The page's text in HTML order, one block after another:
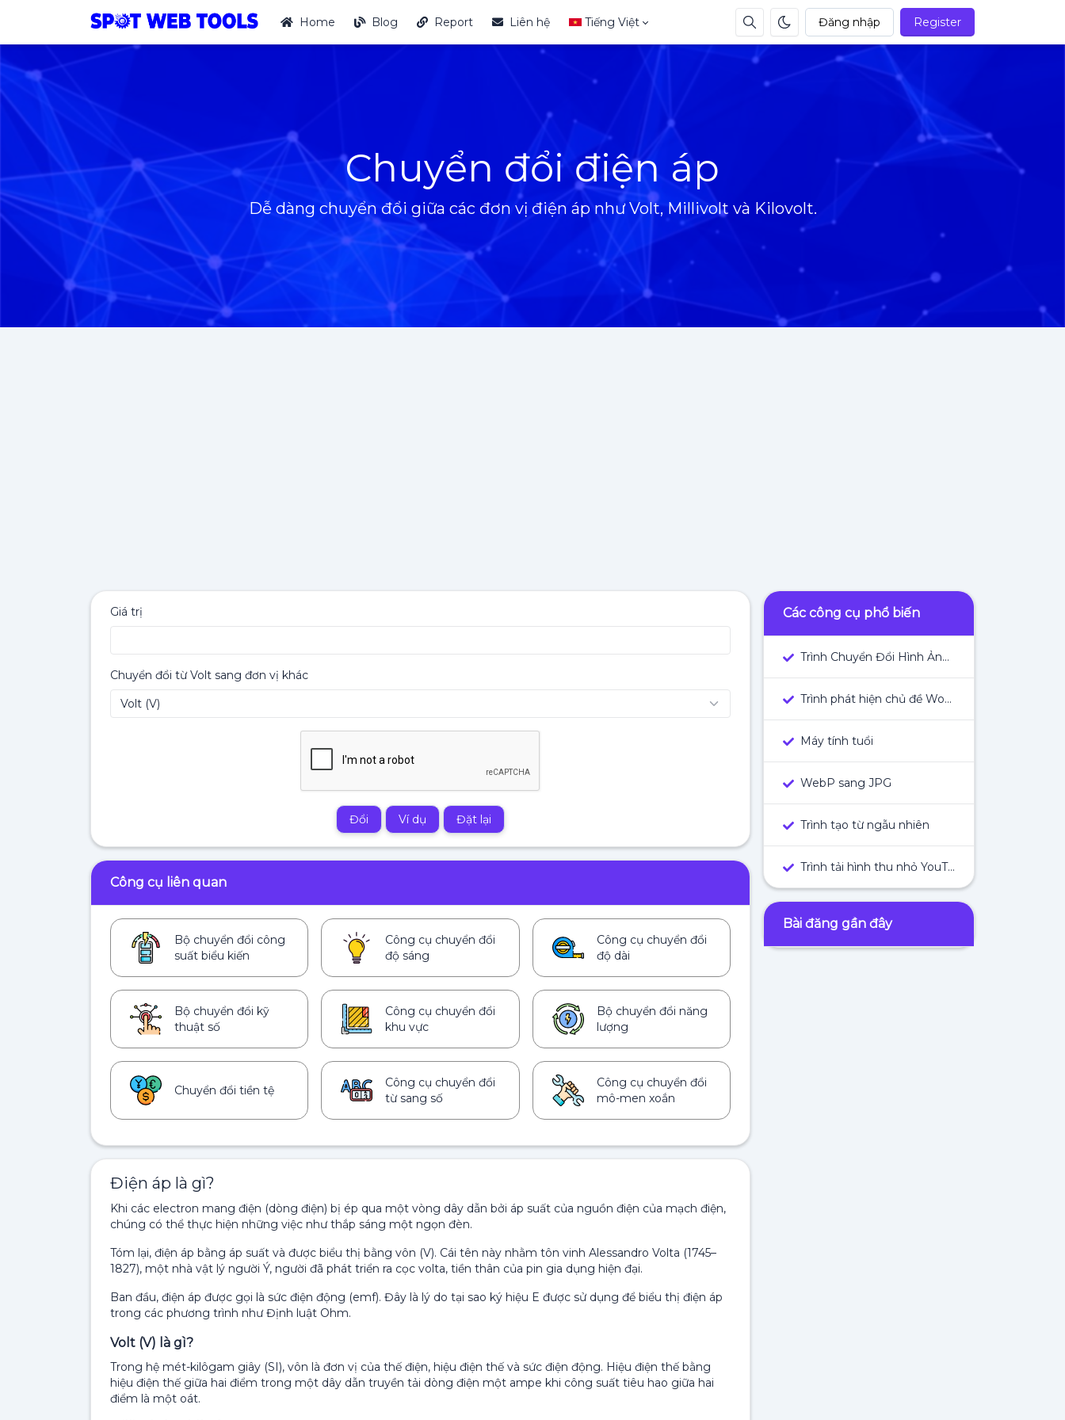
Đăng nhập Register
Home Blog Report Liên hệ Tiếng Việt
Chuyển đổi điện áp
Dễ dàng chuyển đổi giữa các đơn vị điện áp như Volt, Millivolt và Kilovolt.
Giá trị
Chuyển đổi từ Volt sang đơn vị khác
Đổi Ví dụ Đặt lại
Công cụ liên quan
Bộ chuyển đổi công
suất biểu kiến
Công cụ chuyển đổi
độ sáng
Công cụ chuyển đổi
độ dài
Bộ chuyển đổi kỹ
thuật số
Công cụ chuyển đổi
khu vực
Bộ chuyển đổi năng
lượng
Chuyển đổi tiền tệ
Công cụ chuyển đổi
từ sang số
Công cụ chuyển đổi
mô-men xoắn
Điện áp là gì?
Khi các electron mang điện (dòng điện) bị ép qua một vòng dây dẫn bởi áp suất của nguồn điện của mạch điện,
chúng có thể thực hiện những việc như thắp sáng một ngọn đèn.
Tóm lại, điện áp bằng áp suất và được biểu thị bằng vôn (V). Cái tên này nhằm tôn vinh Alessandro Volta (1745–
1827), một nhà vật lý người Ý, người đã phát triển ra cọc volta, tiền thân của pin gia dụng hiện đại.
Ban đầu, điện áp được gọi là sức điện động (emf). Đây là lý do tại sao ký hiệu E được sử dụng để biểu thị điện áp
trong các phương trình như Định luật Ohm.
Volt (V) là gì?
Trong hệ mét-kilôgam giây (SI), vôn là đơn vị của thế điện, hiệu điện thế và sức điện động. Hiệu điện thế bằng
hiệu điện thế giữa hai điểm trong một dây dẫn truyền tải dòng điện một ampe khi công suất tiêu hao giữa hai
điểm là một oát.
Các công cụ phổ biến
Trình Chuyển Đổi Hình Ảnh Thành Văn Bản
Trình phát hiện chủ đề WordPress
Máy tính tuổi
WebP sang JPG
Trình tạo từ ngẫu nhiên
Trình tải hình thu nhỏ YouTube
Bài đăng gần đây